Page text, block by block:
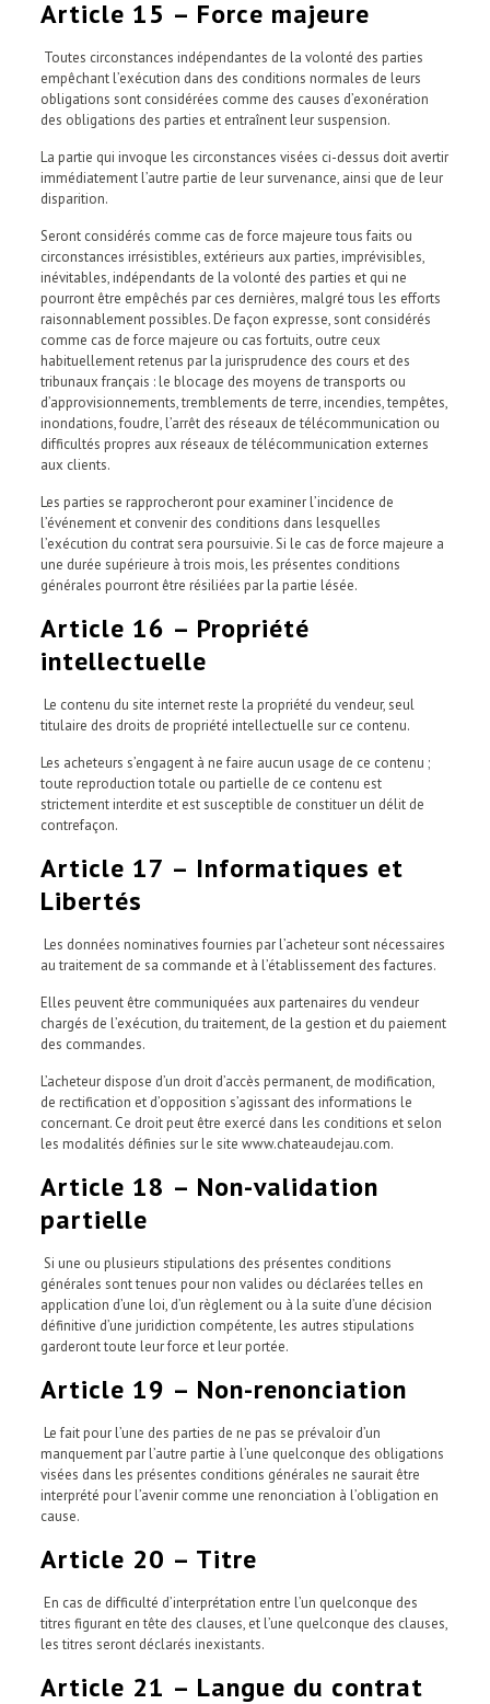
Article 15 – Force majeure
Toutes circonstances indépendantes de la volonté des parties
empêchant l’exécution dans des conditions normales de leurs
obligations sont considérées comme des causes d’exonération
des obligations des parties et entraînent leur suspension.
La partie qui invoque les circonstances visées ci-dessus doit avertir
immédiatement l’autre partie de leur survenance, ainsi que de leur
disparition.
Seront considérés comme cas de force majeure tous faits ou
circonstances irrésistibles, extérieurs aux parties, imprévisibles,
inévitables, indépendants de la volonté des parties et qui ne
pourront être empêchés par ces dernières, malgré tous les efforts
raisonnablement possibles. De façon expresse, sont considérés
comme cas de force majeure ou cas fortuits, outre ceux
habituellement retenus par la jurisprudence des cours et des
tribunaux français : le blocage des moyens de transports ou
d’approvisionnements, tremblements de terre, incendies, tempêtes,
inondations, foudre, l’arrêt des réseaux de télécommunication ou
difficultés propres aux réseaux de télécommunication externes
aux clients.
Les parties se rapprocheront pour examiner l’incidence de
l’événement et convenir des conditions dans lesquelles
l’exécution du contrat sera poursuivie. Si le cas de force majeure a
une durée supérieure à trois mois, les présentes conditions
générales pourront être résiliées par la partie lésée.
Article 16 – Propriété
intellectuelle
Le contenu du site internet reste la propriété du vendeur, seul
titulaire des droits de propriété intellectuelle sur ce contenu.
Les acheteurs s’engagent à ne faire aucun usage de ce contenu ;
toute reproduction totale ou partielle de ce contenu est
strictement interdite et est susceptible de constituer un délit de
contrefaçon.
Article 17 – Informatiques et
Libertés
Les données nominatives fournies par l’acheteur sont nécessaires
au traitement de sa commande et à l’établissement des factures.
Elles peuvent être communiquées aux partenaires du vendeur
chargés de l’exécution, du traitement, de la gestion et du paiement
des commandes.
L’acheteur dispose d’un droit d’accès permanent, de modification,
de rectification et d’opposition s’agissant des informations le
concernant. Ce droit peut être exercé dans les conditions et selon
les modalités définies sur le site www.chateaudejau.com.
Article 18 – Non-validation
partielle
Si une ou plusieurs stipulations des présentes conditions
générales sont tenues pour non valides ou déclarées telles en
application d’une loi, d’un règlement ou à la suite d’une décision
définitive d’une juridiction compétente, les autres stipulations
garderont toute leur force et leur portée.
Article 19 – Non-renonciation
Le fait pour l’une des parties de ne pas se prévaloir d’un
manquement par l’autre partie à l’une quelconque des obligations
visées dans les présentes conditions générales ne saurait être
interprété pour l’avenir comme une renonciation à l’obligation en
cause.
Article 20 – Titre
En cas de difficulté d’interprétation entre l’un quelconque des
titres figurant en tête des clauses, et l’une quelconque des clauses,
les titres seront déclarés inexistants.
Article 21 – Langue du contrat